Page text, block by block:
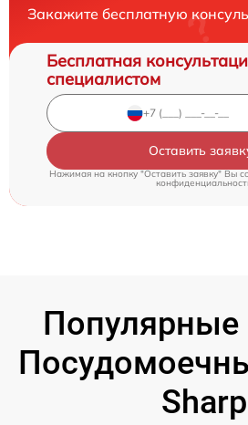
Закажите бесплатную
Бесплатная
специалистом
Оставить
Нажимая на кнопку "Оставить заявку" Вы
Популярные
Sharp